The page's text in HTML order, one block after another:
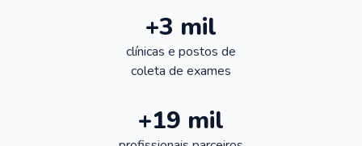
+3 mil
clínicas e postos de
coleta de exames
+19 mil